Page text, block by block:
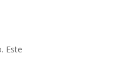
Este